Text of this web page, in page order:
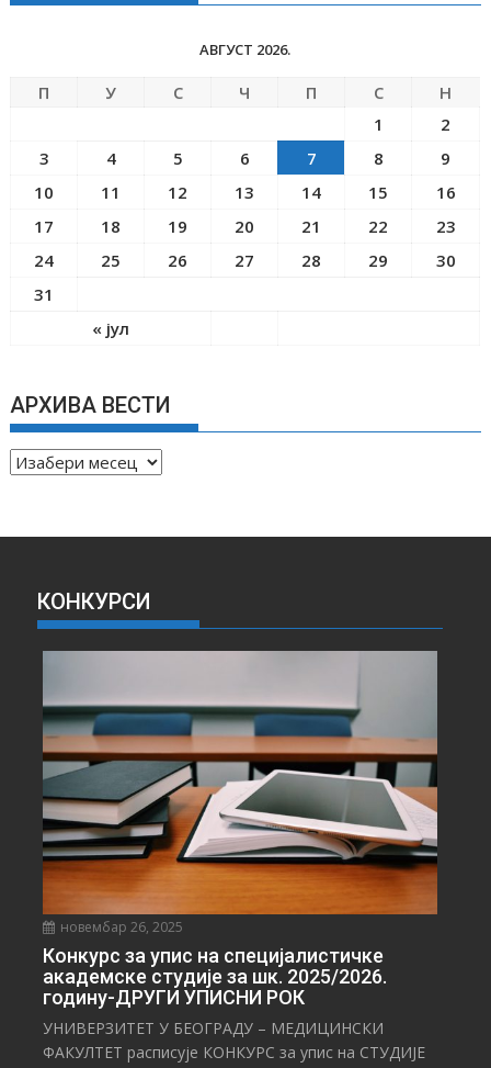
АВГУСТ 2026.
П У С Ч П С Н
« јул
1
2
3
4 5 6 7 8
9
10
11 12 13 14 15
16
17
18 19 20 21 22
23
24
25 26 27 28 29
30
31
АРХИВА ВЕСТИ
А
И
КОНКУРСИ
новембар 26, 2025
Конкурс за упис на специјалистичке
академске студије за шк. 2025/2026.
годину-ДРУГИ УПИСНИ РОК
УНИВЕРЗИТЕТ У БЕОГРАДУ – МЕДИЦИНСКИ
ФАКУЛТЕТ расписује КОНКУРС за упис на СТУДИЈЕ